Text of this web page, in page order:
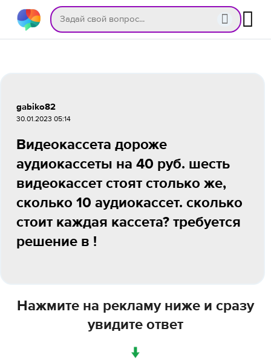
gabiko82
30.01.2023 05:14
Видеокассета дороже
аудиокассеты на 40 руб. шесть
видеокассет стоят столько же,
сколько 10 аудиокассет. сколько
стоит каждая кассета? требуется
решение в !
Нажмите на рекламу ниже и сразу
увидите ответ
↓